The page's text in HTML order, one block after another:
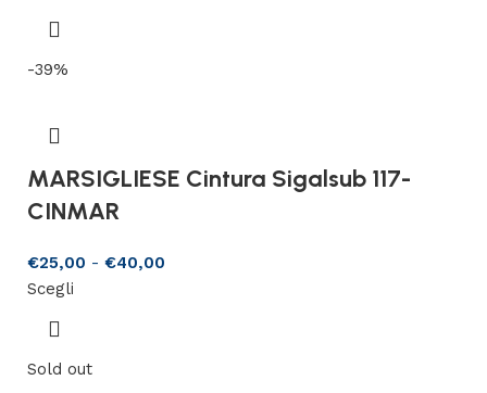
-39%
MARSIGLIESE Cintura Sigalsub 117-
CINMAR
€25,00 - €40,00
Scegli
Sold out